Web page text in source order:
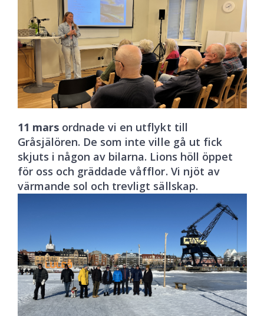
11 mars ordnade vi en utflykt till
Gråsjälören. De som inte ville gå ut fick
skjuts i någon av bilarna. Lions höll öppet
för oss och gräddade våfflor. Vi njöt av
värmande sol och trevligt sällskap.